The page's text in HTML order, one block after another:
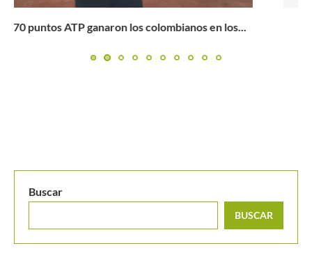
Samuel Linde extiende su racha de victorias al M15
Buscar
BUSCAR